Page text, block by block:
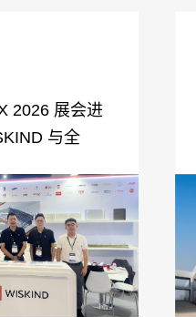
2026 展会进
与全